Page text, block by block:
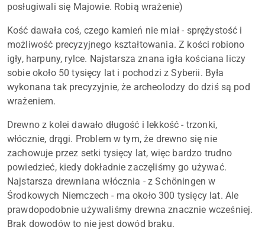
posługiwali się Majowie. Robią wrażenie)
Kość dawała coś, czego kamień nie miał - sprężystość i
możliwość precyzyjnego kształtowania. Z kości robiono
igły, harpuny, rylce. Najstarsza znana igła kościana liczy
sobie około 50 tysięcy lat i pochodzi z Syberii. Była
wykonana tak precyzyjnie, że archeolodzy do dziś są pod
wrażeniem.
Drewno z kolei dawało długość i lekkość - trzonki,
włócznie, drągi. Problem w tym, że drewno się nie
zachowuje przez setki tysięcy lat, więc bardzo trudno
powiedzieć, kiedy dokładnie zaczęliśmy go używać.
Najstarsza drewniana włócznia - z Schöningen w
Środkowych Niemczech - ma około 300 tysięcy lat. Ale
prawdopodobnie używaliśmy drewna znacznie wcześniej.
Brak dowodów to nie jest dowód braku.